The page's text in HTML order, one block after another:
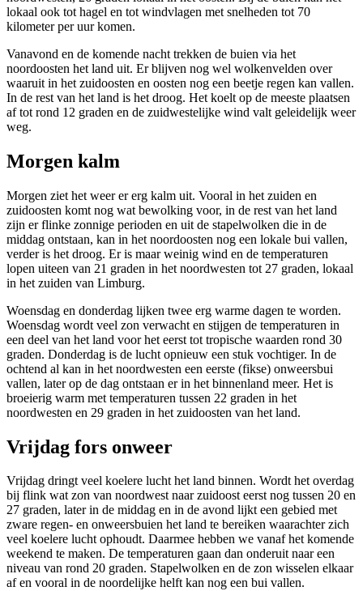
lokaal ook tot hagel en tot windvlagen met snelheden tot 70
kilometer per uur komen.
Vanavond en de komende nacht trekken de buien via het
noordoosten het land uit. Er blijven nog wel wolkenvelden over
waaruit in het zuidoosten en oosten nog een beetje regen kan vallen.
In de rest van het land is het droog. Het koelt op de meeste plaatsen
af tot rond 12 graden en de zuidwestelijke wind valt geleidelijk weer
weg.
Morgen kalm
Morgen ziet het weer er erg kalm uit. Vooral in het zuiden en
zuidoosten komt nog wat bewolking voor, in de rest van het land
zijn er flinke zonnige perioden en uit de stapelwolken die in de
middag ontstaan, kan in het noordoosten nog een lokale bui vallen,
verder is het droog. Er is maar weinig wind en de temperaturen
lopen uiteen van 21 graden in het noordwesten tot 27 graden, lokaal
in het zuiden van Limburg.
Woensdag en donderdag lijken twee erg warme dagen te worden.
Woensdag wordt veel zon verwacht en stijgen de temperaturen in
een deel van het land voor het eerst tot tropische waarden rond 30
graden. Donderdag is de lucht opnieuw een stuk vochtiger. In de
ochtend al kan in het noordwesten een eerste (fikse) onweersbui
vallen, later op de dag ontstaan er in het binnenland meer. Het is
broeierig warm met temperaturen tussen 22 graden in het
noordwesten en 29 graden in het zuidoosten van het land.
Vrijdag fors onweer
Vrijdag dringt veel koelere lucht het land binnen. Wordt het overdag
bij flink wat zon van noordwest naar zuidoost eerst nog tussen 20 en
27 graden, later in de middag en in de avond lijkt een gebied met
zware regen- en onweersbuien het land te bereiken waarachter zich
veel koelere lucht ophoudt. Daarmee hebben we vanaf het komende
weekend te maken. De temperaturen gaan dan onderuit naar een
niveau van rond 20 graden. Stapelwolken en de zon wisselen elkaar
af en vooral in de noordelijke helft kan nog een bui vallen.